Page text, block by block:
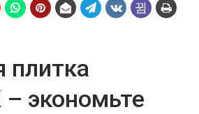
плитка
– экономьте